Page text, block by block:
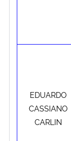
Secretaria-Geral
Secretaria de Governo
EDUARDO
CASSIANO
CARLIN